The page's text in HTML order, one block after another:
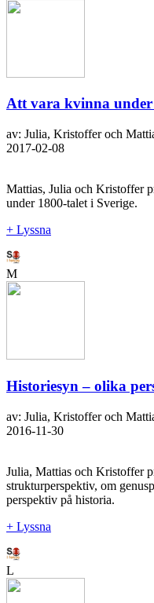
Att vara kvinna under
av: Julia, Kristoffer och
2017-02-08
Mattias, Julia och Kristoffer
under 1800-talet i Sverige.
+ Lyssna
M
Historiesyn – olika
av: Julia, Kristoffer och
2016-11-30
Julia, Mattias och Kristoffer
strukturperspektiv, om
perspektiv på historia.
+ Lyssna
L